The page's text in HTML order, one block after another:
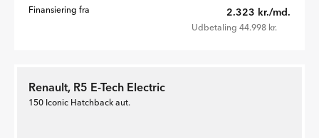
Finansiering fra 2.323 kr./md.
Udbetaling 44.998 kr.
Renault, R5 E-Tech Electric
150 Iconic Hatchback aut.